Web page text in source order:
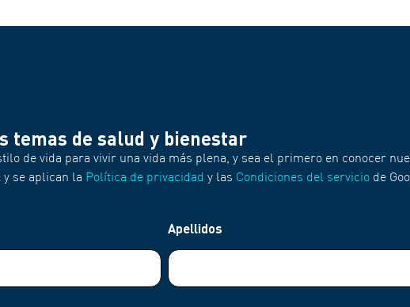
temas de salud y bienestar
de vida para vivir una vida más plena, y sea el primero en conocer
y se aplican la Política de privacidad y las Condiciones del servicio de
Apellidos